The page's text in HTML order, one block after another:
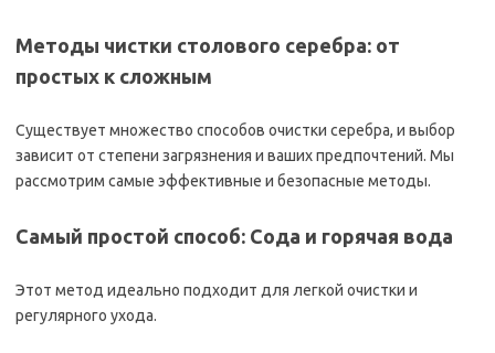
Методы чистки столового серебра: от
простых к сложным
Существует множество способов очистки серебра, и выбор
зависит от степени загрязнения и ваших предпочтений. Мы
рассмотрим самые эффективные и безопасные методы.
Самый простой способ: Сода и горячая вода
Этот метод идеально подходит для легкой очистки и
регулярного ухода.